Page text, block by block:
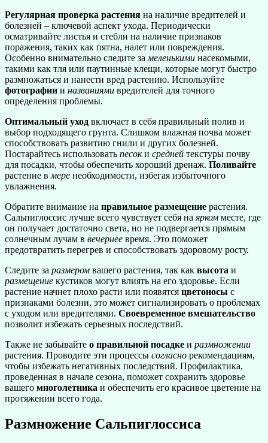
Регулярная проверка растения на наличие вредителей и
болезней – ключевой аспект ухода. Периодически
осматривайте листья и стебли на наличие признаков
поражения, таких как пятна, налет или повреждения.
Особенно внимательно следите за меленькими насекомыми,
такими как тля или паутинные клещи, которые могут быстро
размножаться и нанести вред растению. Используйте
фотографии и названиями вредителей для точного
определения проблемы.
Оптимальный уход включает в себя правильный полив и
выбор подходящего грунта. Слишком влажная почва может
способствовать развитию гнили и других болезней.
Постарайтесь использовать песоки средней текстуры почву
для посадки, чтобы обеспечить хороший дренаж. Поливайте
растение в мере необходимости, избегая избыточного
увлажнения.
Обратите внимание на правильное размещение растения.
Сальпиглоссис лучше всего чувствует себя на ярком месте, где
он получает достаточно света, но не подвергается прямым
солнечным лучам в вечернее время. Это поможет
предотвратить перегрев и способствовать здоровому росту.
Следите за размером вашего растения, так как высота и
размещение кустиков могут влиять на его здоровье. Если
растение начнет плохо расти или появятся цветоносы с
признаками болезни, это может сигнализировать о проблемах
с уходом или вредителями. Своевременное вмешательство
позволит избежать серьезных последствий.
Также не забывайте о правильной посадке и размножении
растения. Проводите эти процессы согласно рекомендациям,
чтобы избежать негативных последствий. Профилактика,
проведенная в начале сезона, поможет сохранить здоровье
вашего многолетника и обеспечить его красивое цветение на
протяжении всего года.
Размножение Сальпиглоссиса